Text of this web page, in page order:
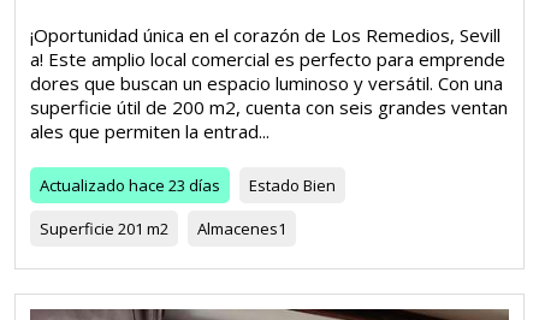
¡Oportunidad única en el corazón de Los Remedios, Sevill
a! Este amplio local comercial es perfecto para emprende
dores que buscan un espacio luminoso y versátil. Con una
superficie útil de 200 m2, cuenta con seis grandes ventan
ales que permiten la entrad...
Actualizado hace 23 días Estado Bien
Superficie 201 m2 Almacenes1